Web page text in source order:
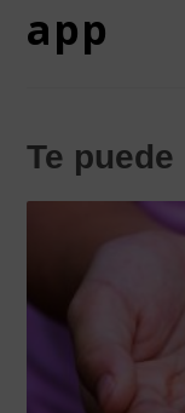
app
Te